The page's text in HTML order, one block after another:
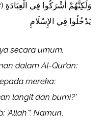
وَلَكِنَّهُمْ أَشْرَكُوا فِي الْعِبَادَةِ
يَدْخُلُوا فِي الإِسْلَامِ
secara umum.
dalam Al-Qur’an:
mereka:
langit dan bumi?’
Namun,